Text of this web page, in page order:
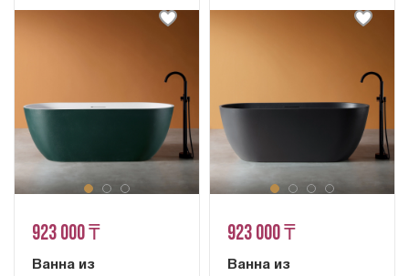
923 000 ₸
Ванна из
923 000 ₸
Ванна из